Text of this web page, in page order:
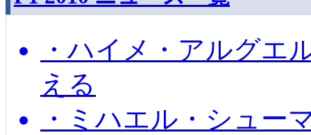
・ハイメ・アルグエ
える
・ミハエル・シュー